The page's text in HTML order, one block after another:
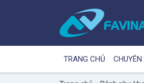
TRANG CHỦ